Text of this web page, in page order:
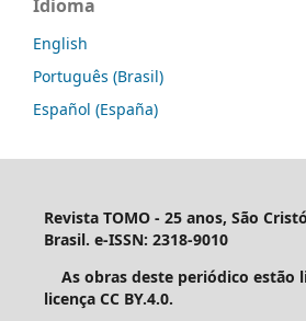
Idioma
English
Português (Brasil)
Español (España)
Revista TOMO - 25 anos, São
Brasil. e-ISSN: 2318-9010
As obras deste periódico estão
licença CC BY.4.0.